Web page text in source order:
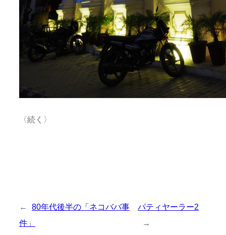
〈続く〉
←
80年代後半の「ネコババ事
件」
パティヤーラー2
→